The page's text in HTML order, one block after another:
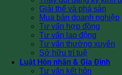
Giải thể và phá sản
Mua bán doanh nghiệp
Tư vấn hợp đồng
Tư vấn lao động
Tư vấn thường xuyên
Sở hữu trí tuệ
Luật Hôn nhân & Gia Đình
Tư vấn kết hôn